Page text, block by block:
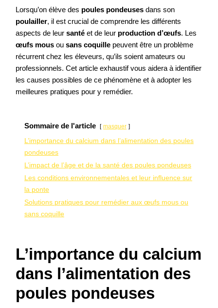
Lorsqu’on élève des poules pondeuses dans son
poulailler, il est crucial de comprendre les différents
aspects de leur santé et de leur production d’œufs. Les
œufs mous ou sans coquille peuvent être un problème
récurrent chez les éleveurs, qu’ils soient amateurs ou
professionnels. Cet article exhaustif vous aidera à identifier
les causes possibles de ce phénomène et à adopter les
meilleures pratiques pour y remédier.
Sommaire de l'article masquer
L’importance du calcium dans l’alimentation des poules
pondeuses
L’impact de l’âge et de la santé des poules pondeuses
Les conditions environnementales et leur influence sur
la ponte
Solutions pratiques pour remédier aux œufs mous ou
sans coquille
L’importance du calcium
dans l’alimentation des
poules pondeuses